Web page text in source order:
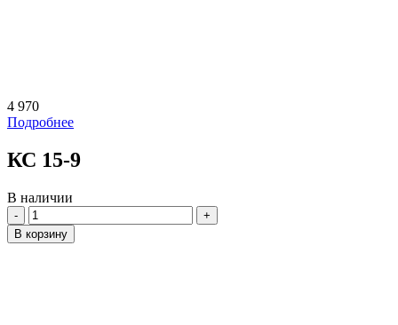
4 970
Подробнее
КС 15-9
В наличии
Количество
В корзину